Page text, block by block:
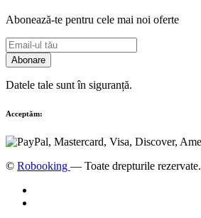
Abonează-te pentru cele mai noi oferte
Abonare
Datele tale sunt în siguranță.
Acceptăm:
© Robooking — Toate drepturile rezervate.